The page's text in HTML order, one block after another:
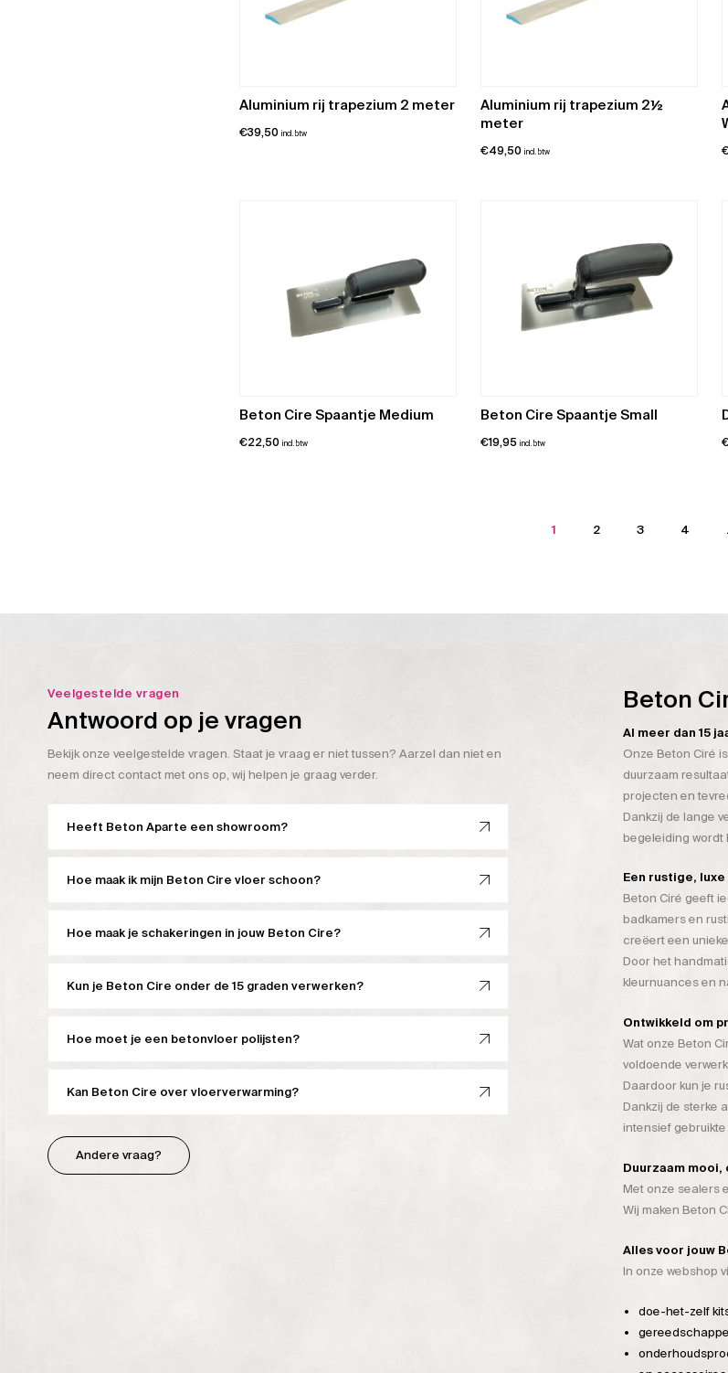
de
productpagina
Aluminium rij trapezium 2 meter
€39,50 incl. btw
Aluminium rij trapezium 2½
meter
€49,50 incl. btw
Beton Cire Spaantje Medium
€22,50 incl. btw
Beton Cire Spaantje Small
€19,95 incl. btw
1 2 3 4
Veelgestelde vragen
Antwoord op je vragen
Bekijk onze veelgestelde vragen. Staat je vraag er niet tussen? Aarzel dan niet en
neem direct contact met ons op, wij helpen je graag verder.
Heeft Beton Aparte een showroom?
Hoe maak ik mijn Beton Cire vloer schoon?
Hoe maak je schakeringen in jouw Beton Cire?
Kun je Beton Cire onder de 15 graden verwerken?
Hoe moet je een betonvloer polijsten?
Kan Beton Cire over vloerverwarming?
Andere vraag?
Beton
Al meer dan 15
Onze Beton Ciré
duurzaam
projecten en
Dankzij de lange
begeleiding wordt
Een rustige,
Beton Ciré geeft
badkamers en
creëert een
Door het
kleurnuances en
Ontwikkeld om
Wat onze Beton
voldoende
Daardoor kun je
Dankzij de sterke
intensief
Duurzaam
Met onze sealers
Wij maken Beton
Alles voor jouw
In onze webshop
doe-het-zelf